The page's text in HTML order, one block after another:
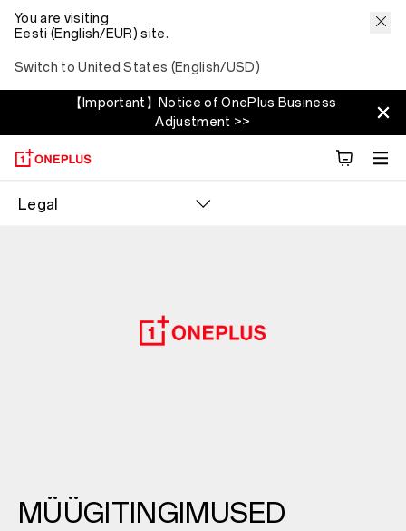
You are visiting
Eesti (English/EUR) site.
Switch to United States (English/USD)
【Important】Notice of OnePlus Business
Adjustment >>
Legal
MÜÜGITINGIMUSED